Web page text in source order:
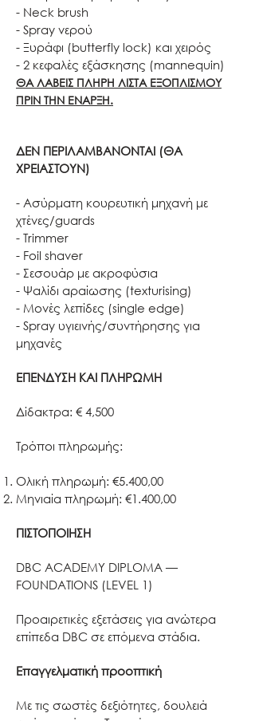
- Neck brush
- Spray νερού
- Ξυράφι (butterfly lock) και χειρός
- 2 κεφαλές εξάσκησης (mannequin)
ΘΑ ΛΑΒΕΙΣ ΠΛΗΡΗ ΛΙΣΤΑ ΕΞΟΠΛΙΣΜΟΥ
ΠΡΙΝ ΤΗΝ ΕΝΑΡΞΗ.
ΔΕΝ ΠΕΡΙΛΑΜΒΑΝΟΝΤΑΙ (ΘΑ
ΧΡΕΙΑΣΤΟΥΝ)
- Ασύρματη κουρευτική μηχανή με
χτένες/guards
- Trimmer
- Foil shaver
- Σεσουάρ με ακροφύσια
- Ψαλίδι αραίωσης (texturising)
- Μονές λεπίδες (single edge)
- Spray υγιεινής/συντήρησης για
μηχανές
ΕΠΕΝΔΥΣΗ ΚΑΙ ΠΛΗΡΩΜΗ
Δίδακτρα: € 4,500
Τρόποι πληρωμής:
Ολική πληρωμή: €5.400,00
Μηνιαία πληρωμή: €1.400,00
ΠΙΣΤΟΠΟΙΗΣΗ
DBC ACADEMY DIPLOMA —
FOUNDATIONS (LEVEL 1)
Προαιρετικές εξετάσεις για ανώτερα
επίπεδα DBC σε επόμενα στάδια.
Επαγγελματική προοπτική
Με τις σωστές δεξιότητες, δουλειά